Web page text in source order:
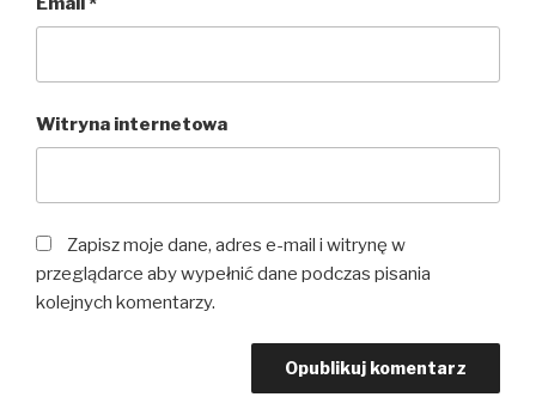
Witryna internetowa
Zapisz moje dane, adres e-mail i witrynę w
przeglądarce aby wypełnić dane podczas pisania
kolejnych komentarzy.